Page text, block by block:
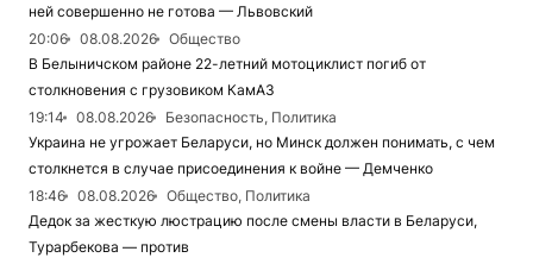
ней совершенно не готова — Львовский
20:06
08.08.2026
Общество
В Белыничском районе 22-летний мотоциклист погиб от
столкновения с грузовиком КамАЗ
19:14
08.08.2026
Безопасность, Политика
Украина не угрожает Беларуси, но Минск должен понимать, с чем
столкнется в случае присоединения к войне — Демченко
18:46
08.08.2026
Общество, Политика
Дедок за жесткую люстрацию после смены власти в Беларуси,
Турарбекова — против